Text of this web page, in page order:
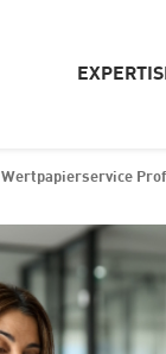
Wertpapierservice